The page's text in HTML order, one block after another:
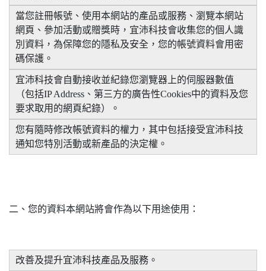
當您註冊帳號、使用本網站的產品或服務、瀏覽本網站
網頁、參加活動或贈獎時，宜沛科技會收集您的個人識
別資料，為保障您的隱私及安全，您的帳號資料會用密
碼保護。
宜沛科技會自動接收並紀錄您瀏覽器上的伺服器數值
（包括IP Address、第三方的廣告性Cookies中的資料及您
要求取用的網頁紀錄）。
您有隨時修改帳號資料的權力，其中包括接受宜沛科技
通知您特別活動或新產品的決定權。
二、您的資料本網站將會作為以下用途使用：
改善及提升宜沛科技產品及服務。